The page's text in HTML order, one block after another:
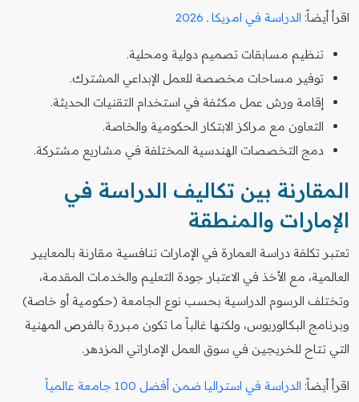
اقرأ أيضاً: الدراسة في امريكا ـ 2026
تنظيم مسابقات تصميم دولية ومحلية.
توفير مساحات مخصصة للعمل الإبداعي المشترك.
إقامة ورش عمل مكثفة في استخدام التقنيات الحديثة.
التعاون مع مراكز الابتكار الحكومية والخاصة.
دمج التخصصات الهندسية المختلفة في مشاريع مشتركة.
المقارنة بين تكاليف الدراسة في
الإمارات والمنطقة
تعتبر تكلفة دراسة العمارة في الإمارات تنافسية مقارنة بالمعايير
العالمية، مع الأخذ في الاعتبار جودة التعليم والخدمات المقدمة،
وتختلف الرسوم الدراسية بحسب نوع الجامعة (حكومية أو خاصة)
وبرنامج البكالوريوس، ولكنها غالباً ما تكون مبررة بالفرص المهنية
التي تتاح للخريجين في سوق العمل الإماراتي المزدهر.
اقرأ أيضاً: الدراسة في استراليا ضمن أفضل 100 جامعة عالمياً